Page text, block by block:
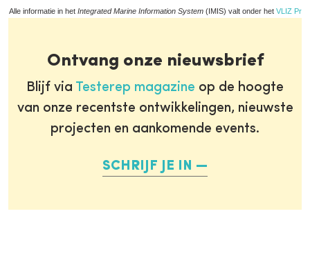
Alle informatie in het Integrated Marine Information System (IMIS) valt onder het VLIZ
Ontvang onze nieuwsbrief
Blijf via Testerep magazine op de hoogte
van onze recentste ontwikkelingen, nieuwste
projecten en aankomende events.
SCHRIJF JE IN